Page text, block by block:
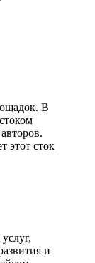
В
этот сток
и